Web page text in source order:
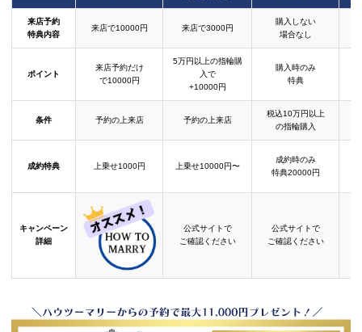
来店予約
特典内容
来店で10000円 来店で3000円
購入しない
場合なし
ポイント
来店予約だけ
で10000円
5万円以上の指輪購
入で
+10000円
購入時のみ
特典
条件 予約の上来店 予約の上来店
税込10万円以上
の指輪購入
成約特典 上乗せ1000円 上乗せ10000円〜
成約時のみ
特典20000円
キャンペーン
詳細
公式サイトで
ご確認ください
公式サイトで
ご確認ください